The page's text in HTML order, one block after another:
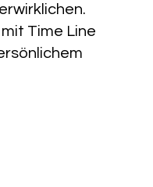
Time Line